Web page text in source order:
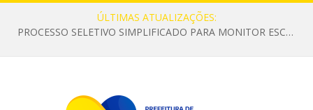
ÚLTIMAS ATUALIZAÇÕES:
PROCESSO SELETIVO SIMPLIFICADO PARA MONITOR ESCOLAR